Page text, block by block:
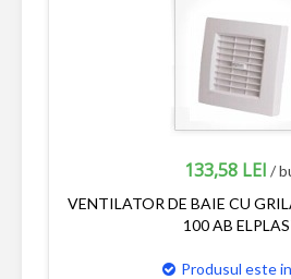
133,58 LEI /
VENTILATOR DE BAIE CU
100 AB
Produsul este